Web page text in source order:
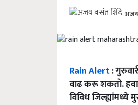
Rain Alert:
वाढ करू शकतो.
विविध